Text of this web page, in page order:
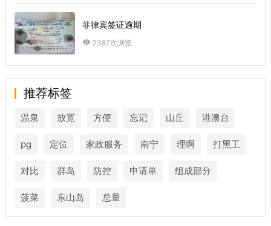
菲律宾签证逾期
2387次浏览
推荐标签
温泉 放宽 方便 忘记 山丘 港澳台
pg 定位 家政服务 南宁 理啊 打黑工
对比 群岛 防控 申请单 组成部分
菠菜 东山岛 总量